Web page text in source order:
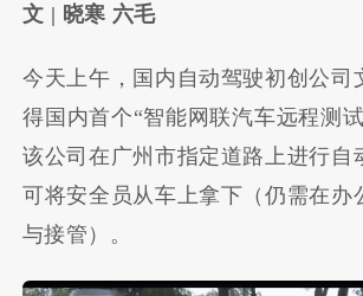
文 | 晓寒 六毛
今天上午，国内自动驾驶初创公司
得国内首个“智能网联汽车远程测
该公司在广州市指定道路上进行自
可将安全员从车上拿下（仍需在办
与接管）。